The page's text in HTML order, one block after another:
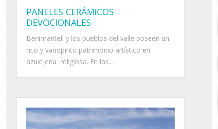
PANELES CERÁMICOS
DEVOCIONALES
Benimantell y los pueblos del valle poseen un
rico y variopinto patrimonio artístico en
azulejería religiosa. En las...